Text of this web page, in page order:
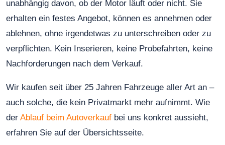
unabhängig davon, ob der Motor läuft oder nicht. Sie
erhalten ein festes Angebot, können es annehmen oder
ablehnen, ohne irgendetwas zu unterschreiben oder zu
verpflichten. Kein Inserieren, keine Probefahrten, keine
Nachforderungen nach dem Verkauf.
Wir kaufen seit über 25 Jahren Fahrzeuge aller Art an –
auch solche, die kein Privatmarkt mehr aufnimmt. Wie
der Ablauf beim Autoverkaufbei uns konkret aussieht,
erfahren Sie auf der Übersichtsseite.